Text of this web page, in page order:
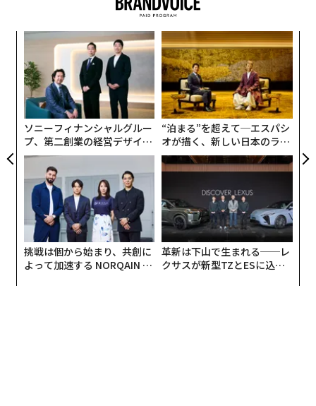
審査員は、フードコラムニスとの門上武司氏、「祇園
さゝ木」店主の佐々木浩氏、銀座「天ぷら 近藤」店主の
近藤文夫氏、「鮨よしたけ」店主の吉武正博氏、八代目
儀兵衛の橋本儀兵衛氏の6名です。
さて、こうして選ばれた今年の最優秀賞は、北海道上川
郡剣淵町の武山昌彦氏が生産した「ゆきさやか」でし
た。あまり馴染みのない銘柄ですが、ゆきさやかは2016
年に登場した北海道の新しいブランド米です。甘みとも
っちり食感が特徴で、とくに白さが際立っているとのこ
と。お米の食味は、アミロースとタンパク質が低いほど
良いとされていますが、ゆきさやかは北海道の高級ブラ
ンド米「ゆめぴりか」よりも低アミロース、低タンパク
です。さらに、寒さに強く、食味が安定しているといい
ます。
もちろん、優れたブランド米であっても、最高の味を引
ソニーフィナンシャルグルー
プ、第二創業の経営デザイン
──カギは意志を引き出し、
束ね、共創すること
“泊まる”を超えて─エスパシ
オが描く、新しい日本のラグ
ジュアリー（中編）
挑戦は個から始まり、共創に
よって加速する NORQAIN JA
革新は下山で生まれる──レ
クサスが新型TZとESに込め